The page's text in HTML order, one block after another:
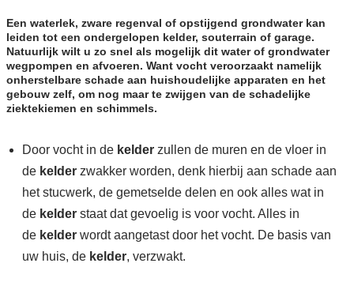
Een waterlek, zware regenval of opstijgend grondwater kan
leiden tot een ondergelopen kelder, souterrain of garage.
Natuurlijk wilt u zo snel als mogelijk dit water of grondwater
wegpompen en afvoeren. Want vocht veroorzaakt namelijk
onherstelbare schade aan huishoudelijke apparaten en het
gebouw zelf, om nog maar te zwijgen van de schadelijke
ziektekiemen en schimmels.
Door vocht in de kelderzullen de muren en de vloer in
de kelderzwakker worden, denk hierbij aan schade aan
het stucwerk, de gemetselde delen en ook alles wat in
de kelderstaat dat gevoelig is voor vocht. Alles in
de kelderwordt aangetast door het vocht. De basis van
uw huis, de kelder, verzwakt.